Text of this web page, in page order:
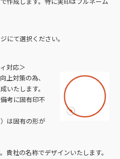
にて選択ください。
対応＞
上対策の為、
いたします。
考に固有印不
は固有の形が
社の名称でデザインいたします。